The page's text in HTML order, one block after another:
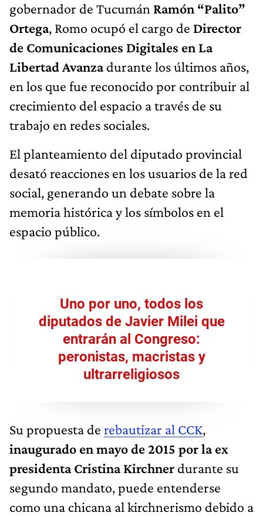
gobernador de Tucumán Ramón “Palito”
Ortega, Romo ocupó el cargo de Director
de Comunicaciones Digitales en La
Libertad Avanzadurante los últimos años,
en los que fue reconocido por contribuir al
crecimiento del espacio a través de su
trabajo en redes sociales.
El planteamiento del diputado provincial
desató reacciones en los usuarios de la red
social, generando un debate sobre la
memoria histórica y los símbolos en el
espacio público.
Uno por uno, todos los
diputados de Javier Milei que
entrarán al Congreso:
peronistas, macristas y
ultrarreligiosos
Su propuesta de rebautizar al CCK,
inaugurado en mayo de 2015 por la ex
presidenta Cristina Kirchner durante su
segundo mandato, puede entenderse
como una chicana al kirchnerismo debido a